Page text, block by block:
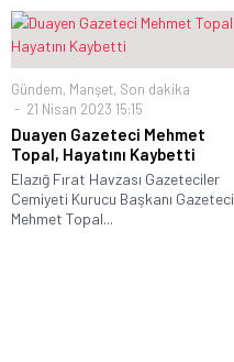
Gündem, Manşet, Son dakika
21 Nisan 2023 15:15
Duayen Gazeteci Mehmet
Topal, Hayatını Kaybetti
Elazığ Fırat Havzası Gazeteciler
Cemiyeti Kurucu Başkanı Gazeteci
Mehmet Topal...